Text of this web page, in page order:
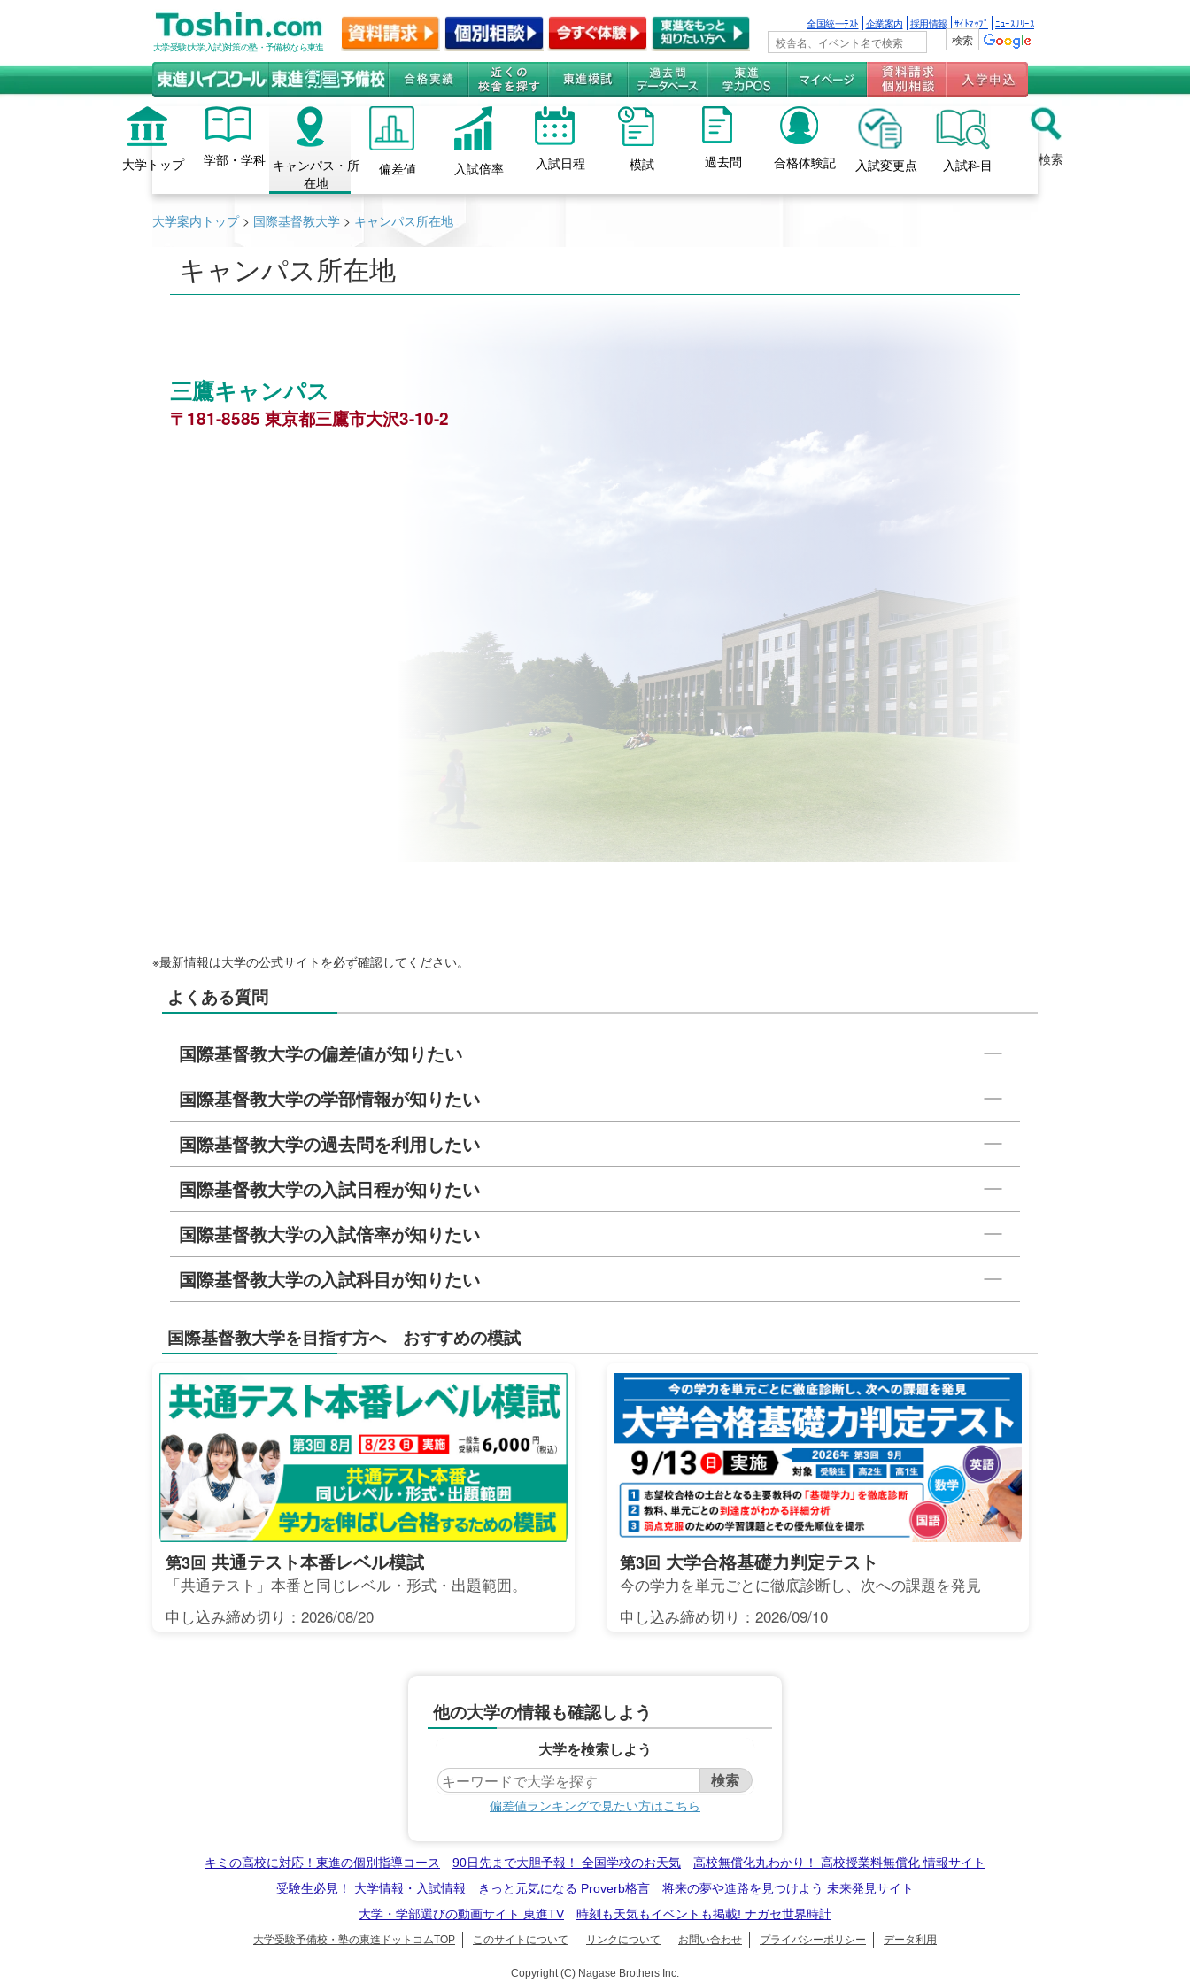
大学受験(大学入試)対策の塾・予備校なら東進
全国統一ﾃｽﾄ 企業案内 採用情報 ｻｲﾄﾏｯﾌﾟ ﾆｭｰｽﾘﾘｰｽ
大学トップ 学部・学科 キャンパス・所
在地
偏差値 入試倍率 入試日程 模試 過去問 合格体験記 入試変更点 入試科目 検索
大学案内トップ> 国際基督教大学 > キャンパス所在地
キャンパス所在地
三鷹キャンパス
〒181-8585 東京都三鷹市大沢3-10-2
※最新情報は大学の公式サイトを必ず確認してください。
よくある質問
国際基督教大学の偏差値が知りたい
国際基督教大学の学部情報が知りたい
国際基督教大学の過去問を利用したい
国際基督教大学の入試日程が知りたい
国際基督教大学の入試倍率が知りたい
国際基督教大学の入試科目が知りたい
国際基督教大学を目指す方へ おすすめの模試
第3回 共通テスト本番レベル模試
「共通テスト」本番と同じレベル・形式・出題範囲。
申し込み締め切り：2026/08/20
第3回 大学合格基礎力判定テスト
今の学力を単元ごとに徹底診断し、次への課題を発見
申し込み締め切り：2026/09/10
他の大学の情報も確認しよう
大学を検索しよう
偏差値ランキングで見たい方はこちら
キミの高校に対応！東進の個別指導コース 90日先まで大胆予報！ 全国学校のお天気
高校無償化丸わかり！ 高校授業料無償化 情報サイト
受験生必見！ 大学情報・入試情報
きっと元気になる Proverb格言
将来の夢や進路を見つけよう 未来発見サイト
大学・学部選びの動画サイト 東進TV
時刻も天気もイベントも掲載! ナガセ世界時計
大学受験予備校・塾の東進ドットコムTOP このサイトについて リンクについて お問い合わせ プライバシーポリシー データ利用
Copyright (C) Nagase Brothers Inc.